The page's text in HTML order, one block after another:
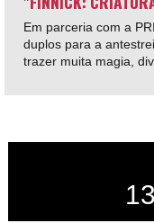
Em parceria com a
duplos para a
trazer muita magia,